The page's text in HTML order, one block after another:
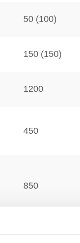
50 (100)
150 (150)
1200
450
850